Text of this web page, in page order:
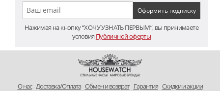
Нажимая на кнопку “ХОЧУ УЗНАТЬ ПЕРВЫМ”, вы принимаете
условия Публичной оферты
O нас Доставка/Оплата Обмен и возврат Гарантия Скидки и акции